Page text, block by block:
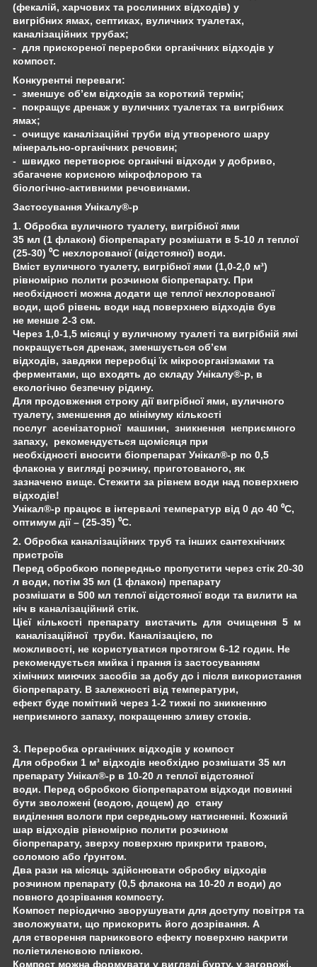
(фекалій, харчових та рослинних відходів) у
вигрібних ямах, септиках, вуличних туалетах,
каналізаційних трубах;
- для прискореної переробки органічних відходів у
компост.
Конкурентні переваги:
- зменшує об’єм відходів за короткий термін;
- покращує дренаж у вуличних туалетах та вигрібних
ямах;
- очищує каналізаційні труби від утвореного шару
мінерально-органічних речовин;
- швидко перетворює органічні відходи у добриво,
збагачене корисною мікрофлорою та
біологічно-активними речовинами.
Застосування Унікалу®-р
1. Обробка вуличного туалету, вигрібної ями
35 мл (1 флакон) біопрепарату розмішати в 5-10 л теплої
(25-30) ⁰С нехлорованої (відстояної) води.
Вміст вуличного туалету, вигрібної ями (1,0-2,0 м³)
рівномірно полити розчином біопрепарату. При
необхідності можна додати ще теплої нехлорованої
води, щоб рівень води над поверхнею відходів був
не менше 2-3 см.
Через 1,0-1,5 місяці у вуличному туалеті та вигрібній ямі
покращується дренаж, зменшується об’єм
відходів, завдяки переробці їх мікроорганізмами та
ферментами, що входять до складу Унікалу®-р, в
екологічно безпечну рідину.
Для продовження строку дії вигрібної ями, вуличного
туалету, зменшення до мінімуму кількості
послуг асенізаторної машини, зникнення неприємного
запаху, рекомендується щомісяця при
необхідності вносити біопрепарат Унікал®-р по 0,5
флакона у вигляді розчину, приготованого, як
зазначено вище. Стежити за рівнем води над поверхнею
відходів!
Унікал®-р працює в інтервалі температур від 0 до 40 ⁰С,
оптимум дії – (25-35) ⁰С.
2. Обробка каналізаційних труб та інших сантехнічних
пристроїв
Перед обробкою попередньо пропустити через стік 20-30
л води, потім 35 мл (1 флакон) препарату
розмішати в 500 мл теплої відстояної води та вилити на
ніч в каналізаційний стік.
Цієї кількості препарату вистачить для очищення 5 м
каналізаційної труби. Каналізацією, по
можливості, не користуватися протягом 6-12 годин. Не
рекомендується мийка і прання із застосуванням
хімічних миючих засобів за добу до і після використання
біопрепарату. В залежності від температури,
ефект буде помітний через 1-2 тижні по зникненню
неприємного запаху, покращенню зливу стоків.
3. Переробка органічних відходів у компост
Для обробки 1 м³ відходів необхідно розмішати 35 мл
препарату Унікал®-р в 10-20 л теплої відстояної
води. Перед обробкою біопрепаратом відходи повинні
бути зволожені (водою, дощем) до стану
виділення вологи при середньому натисненні. Кожний
шар відходів рівномірно полити розчином
біопрепарату, зверху поверхню прикрити травою,
соломою або ґрунтом.
Два рази на місяць здійснювати обробку відходів
розчином препарату (0,5 флакона на 10-20 л води) до
повного дозрівання компосту.
Компост періодично зворушувати для доступу повітря та
зволожувати, що прискорить його дозрівання. А
для створення парникового ефекту поверхню накрити
поліетиленовою плівкою.
Компост можна формувати у вигляді бурту, у загорожі,